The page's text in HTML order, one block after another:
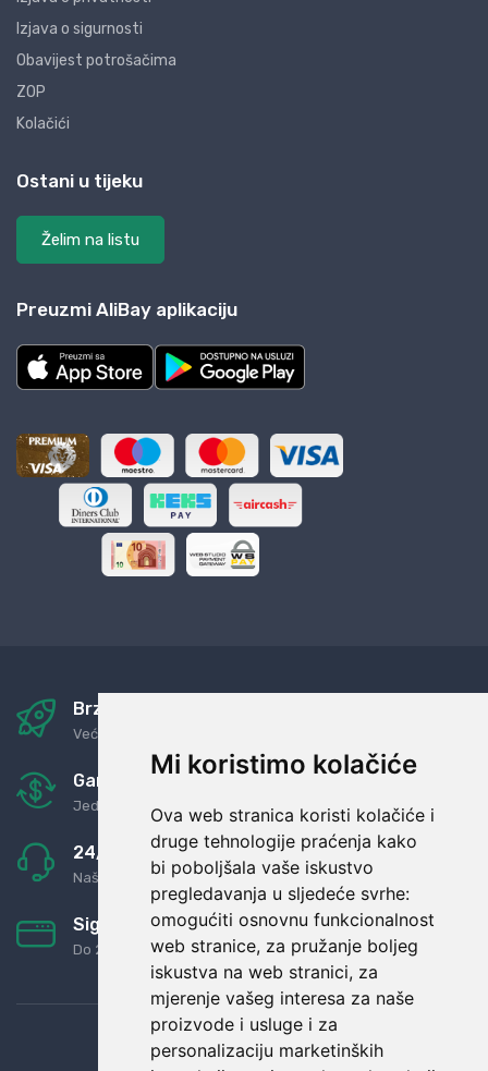
Mi koristimo kolačiće
Ova web stranica koristi kolačiće i
druge tehnologije praćenja kako
bi poboljšala vaše iskustvo
pregledavanja u sljedeće svrhe:
omogućiti osnovnu funkcionalnost
web stranice, za pružanje boljeg
iskustva na web stranici, za
mjerenje vašeg interesa za naše
proizvode i usluge i za
personalizaciju marketinških
Izjava o sigurnosti
Obavijest potrošačima
ZOP
Kolačići
Ostani u tijeku
Želim na listu
Preuzmi AliBay aplikaciju
Brza i sigurna dostava
Već za nekoliko dana kod vas
Garancija u povrat novaca
Jednostavno pravilo: Roba za novac
24/7 odlična podrška
Naši agenti uvijek na raspolaganju
Sigurno obročno plaćanje
Do 24 rata bez kamata